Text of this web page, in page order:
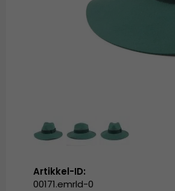
Artikkel-ID:
00171.emrld-0